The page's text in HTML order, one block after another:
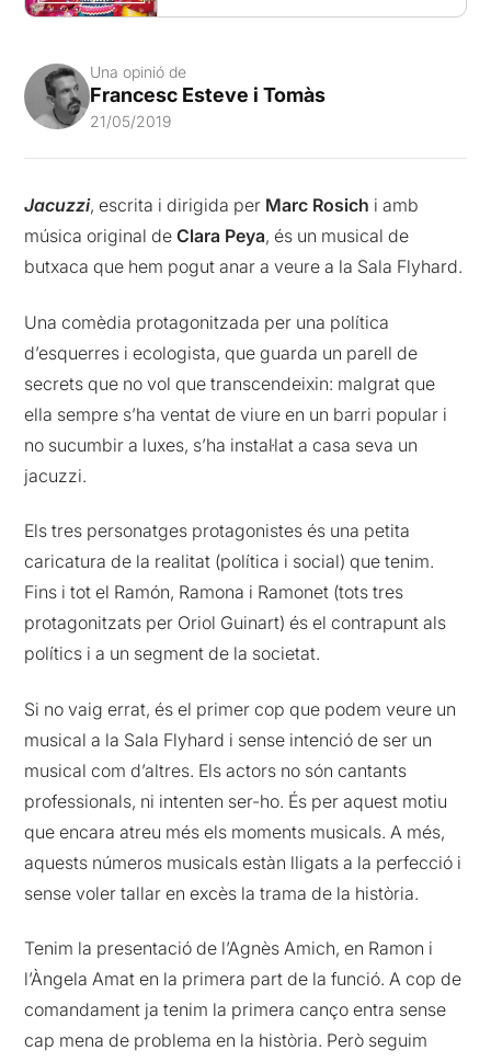
Una opinió de
Francesc Esteve i Tomàs
21/05/2019
Jacuzzi, escrita i dirigida per Marc Rosich i amb
música original deClara Peya, és un musical de
butxaca que hem pogut anar a veure a la Sala Flyhard.
Una comèdia protagonitzada per una política
d’esquerres i ecologista, que guarda un parell de
secrets que no vol que transcendeixin: malgrat que
ella sempre s’ha ventat de viure en un barri popular i
no sucumbir a luxes, s’ha instal·lat a casa seva un
jacuzzi.
Els tres personatges protagonistes és una petita
caricatura de la realitat (política i social) que tenim.
Fins i tot el Ramón, Ramona i Ramonet (tots tres
protagonitzats per Oriol Guinart) és el contrapunt als
polítics i a un segment de la societat.
Si no vaig errat, és el primer cop que podem veure un
musical a la Sala Flyhard i sense intenció de ser un
musical com d’altres. Els actors no són cantants
professionals, ni intenten ser-ho. És per aquest motiu
que encara atreu més els moments musicals. A més,
aquests números musicals estàn lligats a la perfecció i
sense voler tallar en excès la trama de la història.
Tenim la presentació de l’Agnès Amich, en Ramon i
l’Àngela Amat en la primera part de la funció. A cop de
comandament ja tenim la primera canço entra sense
cap mena de problema en la història. Però seguim